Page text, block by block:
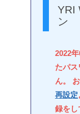
YRI
ン
2022
たパ
ん。
再設定
録をし